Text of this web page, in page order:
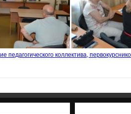
педагогического коллектива,